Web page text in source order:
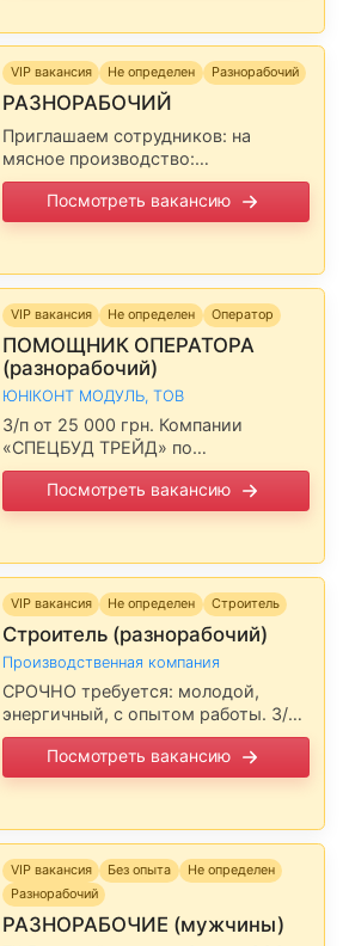
(068)345-77-37 Сообщите,
пожалуйста, работодателю, …
VIP вакансия Не определен Разнорабочий
РАЗНОРАБОЧИЙ
Приглашаем сотрудников: на
мясное производство:
Предоставляем БЕСПЛАТНЫЕ
ОБЕДЫ, Выплаты заработной платы
один раз в 10 дней. Звонить:
работодателю, что Вы прочитали
вакансию на …
Посмотреть вакансию
VIP вакансия Не определен Оператор
ПОМОЩНИК ОПЕРАТОРА
(разнорабочий)
ЮНІКОНТ МОДУЛЬ, ТОВ
З/п от 25 000 грн. Компании
«СПЕЦБУД ТРЕЙД» по
производству модульных строений
СРОЧНО требуется. Г/р пятидневка
пн - пт, 08:00 - 19:00. Выплата з/п
Посмотреть вакансию
VIP вакансия Не определен Строитель
Строитель (разнорабочий)
Производственная компания
СРОЧНО требуется: молодой,
энергичный, с опытом работы. З/п
30 000 - 32 000 грн. в месяц.
Ключевые требования: -
пунктуальность, внимательность,
выносливость …
Посмотреть вакансию
VIP вакансия Без опыта
Не определен
Разнорабочий
РАЗНОРАБОЧИЕ (мужчины)